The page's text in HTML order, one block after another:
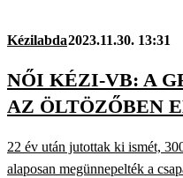
Kézilabda2023.11.30. 13:31
NŐI KÉZI-VB: A
AZ ÖLTÖZŐBEN
22 év után jutottak ki ismét,
alaposan megünnepelték a